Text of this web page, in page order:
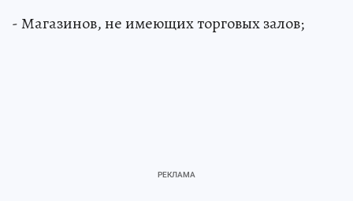
- Магазинов, не имеющих торговых залов;